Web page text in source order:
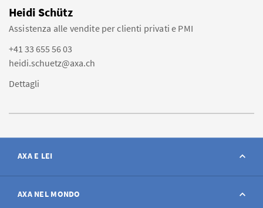
Heidi Schütz
Assistenza alle vendite per clienti privati e PMI
+41 33 655 56 03
heidi.schuetz@axa.ch
Dettagli
AXA E LEI
Contatto
AXA NEL MONDO